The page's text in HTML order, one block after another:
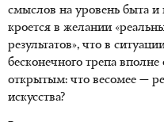
смыслов на уровень быта
кроется в желании
результатов», что в
бесконечного трепа
открытым: что весомее —
искусства?